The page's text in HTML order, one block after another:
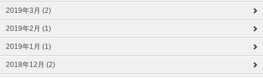
2019年3月 (2)
2019年2月 (1)
2019年1月 (1)
2018年12月 (2)